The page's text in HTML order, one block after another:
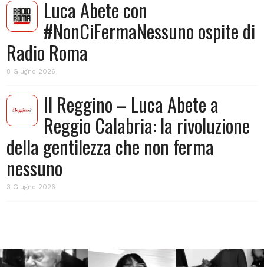
Luca Abete con
#NonCiFermaNessuno ospite di
Radio Roma
8 Giugno 2026
Il Reggino – Luca Abete a
Reggio Calabria: la rivoluzione
della gentilezza che non ferma
nessuno
3 Giugno 2026
Lug 31 Lug 16 Lug 13